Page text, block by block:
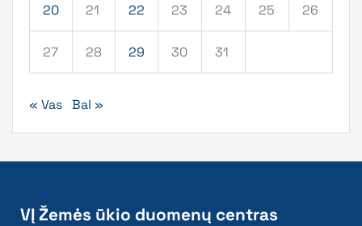
20 21 22 23 24 25 26
27 28 29 30 31
« Vas Bal »
VĮ Žemės ūkio duomenų centras